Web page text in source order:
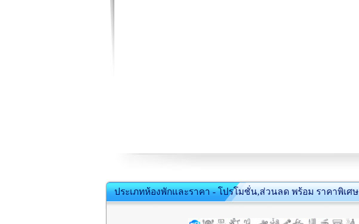
ประเภทห้องพักและราคา - โปรโมชั่น,ส่วนลด พร้อม ราคาพิเศษ